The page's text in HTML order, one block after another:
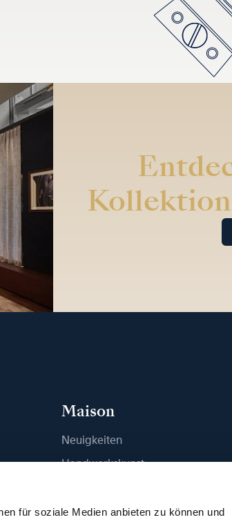
für soziale Medien anbieten zu können und
Maison
Neuigkeiten
Handwerkskunst
Nachhaltigkeit